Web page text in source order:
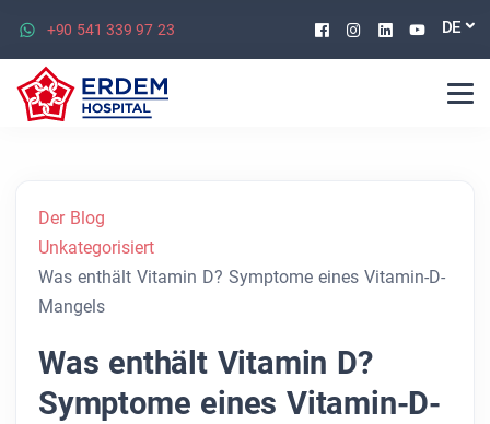
+90 541 339 97 23 Facebook
Instagram
Linkedin
DE
Der Blog
Unkategorisiert
Was enthält Vitamin D? Symptome eines Vitamin-D-
Mangels
Was enthält Vitamin D?
Symptome eines Vitamin-D-